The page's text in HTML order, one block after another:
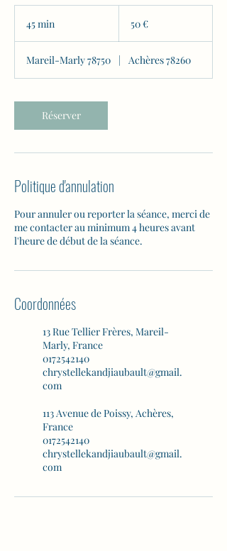
45 min
i
n
50 €
Mareil-Marly 78750 | Achères 78260
Réserver
Politique d'annulation
Pour annuler ou reporter la séance, merci de
me contacter au minimum 4 heures avant
l'heure de début de la séance.
Coordonnées
13 Rue Tellier Frères, Mareil-
Marly, France
0172542140
chrystellekandjiaubault@gmail.
com
113 Avenue de Poissy, Achères,
France
0172542140
chrystellekandjiaubault@gmail.
com